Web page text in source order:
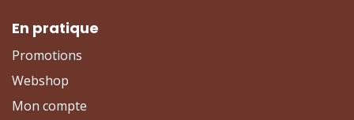
En pratique
Promotions
Webshop
Mon compte